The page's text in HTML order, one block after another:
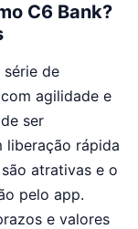
C6 Bank?
série de
agilidade e
ser
liberação rápida
atrativas e o
pelo app.
e valores